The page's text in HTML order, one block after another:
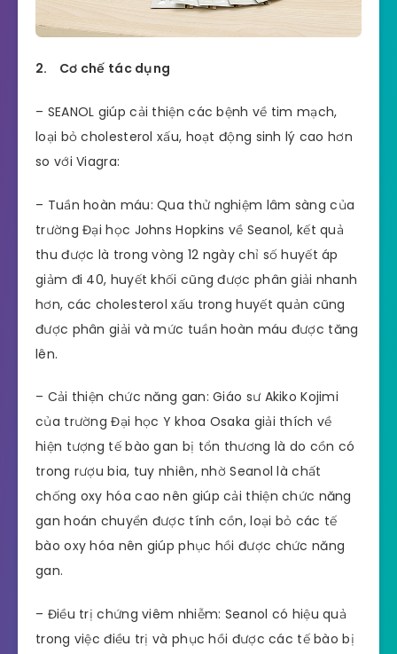
2. Cơ chế tác dụng
– SEANOL giúp cải thiện các bệnh về tim mạch,
loại bỏ cholesterol xấu, hoạt động sinh lý cao hơn
so với Viagra:
– Tuần hoàn máu: Qua thử nghiệm lâm sàng của
trường Đại học Johns Hopkins về Seanol, kết quả
thu được là trong vòng 12 ngày chỉ số huyết áp
giảm đi 40, huyết khối cũng được phân giải nhanh
hơn, các cholesterol xấu trong huyết quản cũng
được phân giải và mức tuần hoàn máu được tăng
lên.
– Cải thiện chức năng gan: Giáo sư Akiko Kojimi
của trường Đại học Y khoa Osaka giải thích về
hiện tượng tế bào gan bị tổn thương là do cồn có
trong rượu bia, tuy nhiên, nhờ Seanol là chất
chống oxy hóa cao nên giúp cải thiện chức năng
gan hoán chuyển được tính cồn, loại bỏ các tế
bào oxy hóa nên giúp phục hồi được chức năng
gan.
– Điều trị chứng viêm nhiễm: Seanol có hiệu quả
trong việc điều trị và phục hồi được các tế bào bị